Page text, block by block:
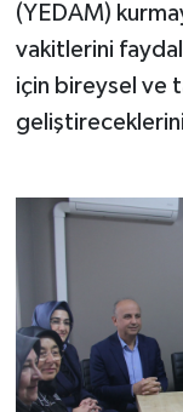
(YEDAM)
vakitlerini
için bireysel ve